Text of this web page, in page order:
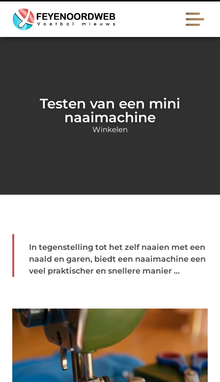
Testen van een mini
naaimachine
Winkelen
In tegenstelling tot het zelf naaien met een
naald en garen, biedt een naaimachine een
veel praktischer en snellere manier ...